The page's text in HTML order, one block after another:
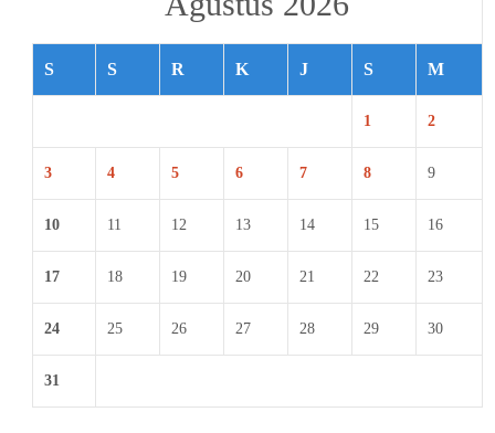
S S R K J S M
1 2
3 4 5 6 7 8 9
10 11 12 13 14 15 16
17 18 19 20 21 22 23
24 25 26 27 28 29 30
31